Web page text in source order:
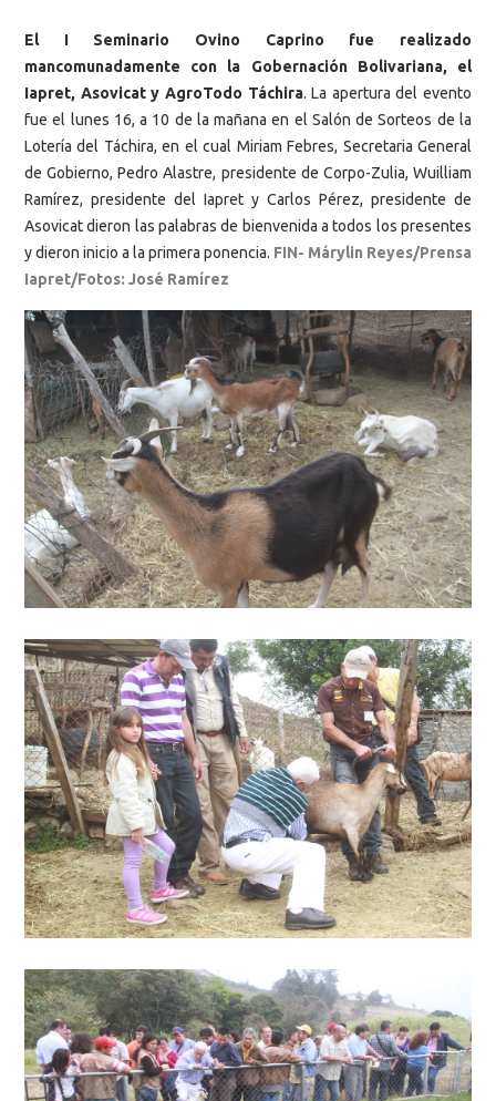
El I Seminario Ovino Caprino fue realizado
mancomunadamente con la Gobernación Bolivariana, el
Iapret, Asovicat y AgroTodo Táchira. La apertura del evento
fue el lunes 16, a 10 de la mañana en el Salón de Sorteos de la
Lotería del Táchira, en el cual Miriam Febres, Secretaria General
de Gobierno, Pedro Alastre, presidente de Corpo-Zulia, Wuilliam
Ramírez, presidente del Iapret y Carlos Pérez, presidente de
Asovicat dieron las palabras de bienvenida a todos los presentes
y dieron inicio a la primera ponencia. FIN- Márylin Reyes/Prensa
Iapret/Fotos: José Ramírez